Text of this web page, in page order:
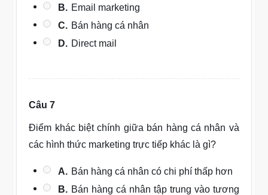
B. Email marketing
C. Bán hàng cá nhân
D. Direct mail
Câu 7
Điểm khác biệt chính giữa bán hàng cá nhân và
các hình thức marketing trực tiếp khác là gì?
A. Bán hàng cá nhân có chi phí thấp hơn
B. Bán hàng cá nhân tập trung vào tương